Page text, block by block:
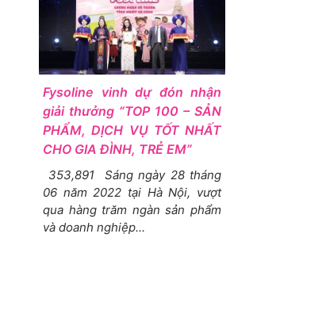
Fysoline vinh dự đón nhận
giải thưởng “TOP 100 – SẢN
PHẨM, DỊCH VỤ TỐT NHẤT
CHO GIA ĐÌNH, TRẺ EM”
353,891 Sáng ngày 28 tháng
06 năm 2022 tại Hà Nội, vượt
qua hàng trăm ngàn sản phẩm
và doanh nghiệp...